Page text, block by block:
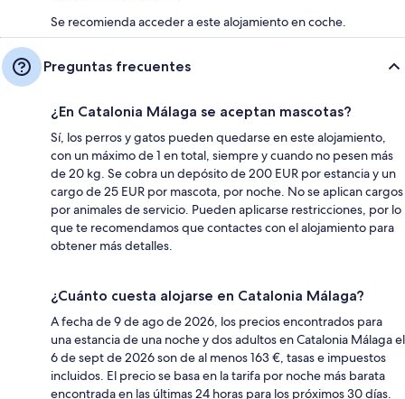
Se recomienda acceder a este alojamiento en coche.
Preguntas frecuentes
¿En Catalonia Málaga se aceptan mascotas?
Sí, los perros y gatos pueden quedarse en este alojamiento,
con un máximo de 1 en total, siempre y cuando no pesen más
de 20 kg. Se cobra un depósito de 200 EUR por estancia y un
cargo de 25 EUR por mascota, por noche. No se aplican cargos
por animales de servicio. Pueden aplicarse restricciones, por lo
que te recomendamos que contactes con el alojamiento para
obtener más detalles.
¿Cuánto cuesta alojarse en Catalonia Málaga?
A fecha de 9 de ago de 2026, los precios encontrados para
una estancia de una noche y dos adultos en Catalonia Málaga el
6 de sept de 2026 son de al menos 163 €, tasas e impuestos
incluidos. El precio se basa en la tarifa por noche más barata
encontrada en las últimas 24 horas para los próximos 30 días.